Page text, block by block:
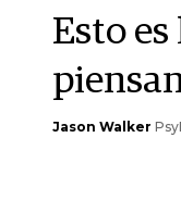
Esto
Jason Walker